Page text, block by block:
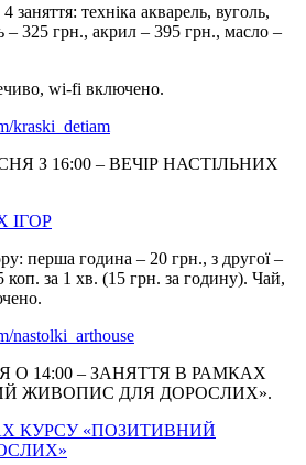
заняття: техніка акварель, вуголь,
– 325 грн., акрил – 395 грн., масло –
wi-fi включено.
kraski_detiam
З 16:00 – ВЕЧІР НАСТІЛЬНИХ
перша година – 20 грн., з другої –
за 1 хв. (15 грн. за годину). Чай,
nastolki_ arthouse
О 14:00 – ЗАНЯТТЯ В РАМКАХ
ЖИВОПИС ДЛЯ ДОРОСЛИХ».